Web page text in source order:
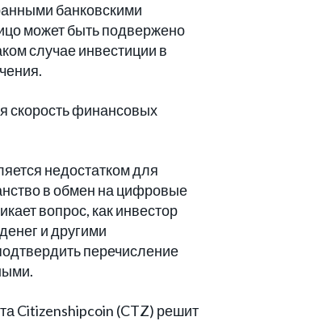
банковскими
может быть подвержено
случае инвестиции в
скорость финансовых
недостатком для
в обмен на цифровые
вопрос, как инвестор
и другими
перечисление
Citizenshipcoin (CTZ) решит